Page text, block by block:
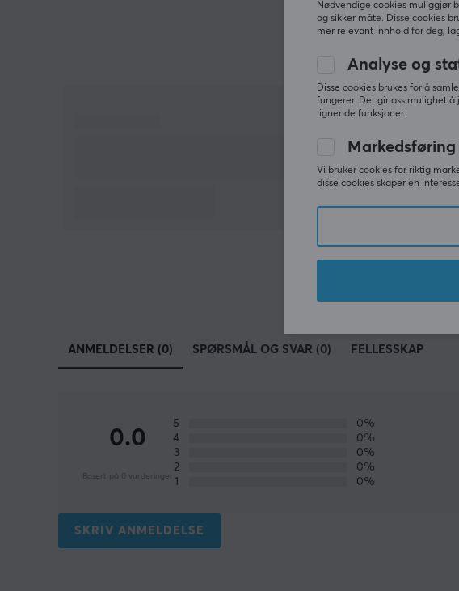
ANMELDELSER (0) SPØRSMÅL OG SVAR (0) FELLESSKAP
0.0
Basert på 0 vurderinger
5
0%
4
0%
3
0%
2
0%
1
0%
SKRIV ANMELDELSE
Nødvendige cookies muliggjør
og sikker måte. Disse cookies
mer relevant innhold for deg,
Analyse og
Disse cookies brukes for å
fungerer. Det gir oss mulighet
lignende funksjoner.
Markedsføring
Vi bruker cookies for riktig
disse cookies skaper en